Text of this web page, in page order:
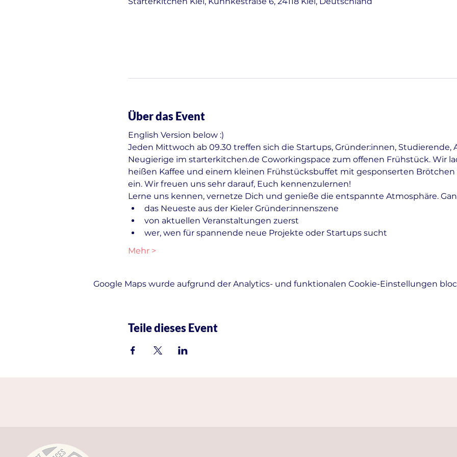
Über das Event
English Version below :)
Jeden Mittwoch ab 09.30 treffen sich die Startups, Gründer:innen, Studierende,
Neugierige im starterkitchen.de Coworkingspace zum offenen Frühstück. Wir
heißen Kaffee und einem kleinen Frühstücksbuffet mit gesponserten Brötchen
ein. Wir freuen uns sehr darauf, Euch kennenzulernen!
Lerne uns kennen, vernetze Dich und genieße die entspannte Atmosphäre.
das Neueste aus der Kieler Gründer:innenszene
von aktuellen Veranstaltungen zuerst
wer, wen für spannende neue Projekte oder Startups sucht
Mehr >
Google Maps wurde aufgrund der Analytics- und funktionalen Cookie-Einstellungen
Teile dieses Event